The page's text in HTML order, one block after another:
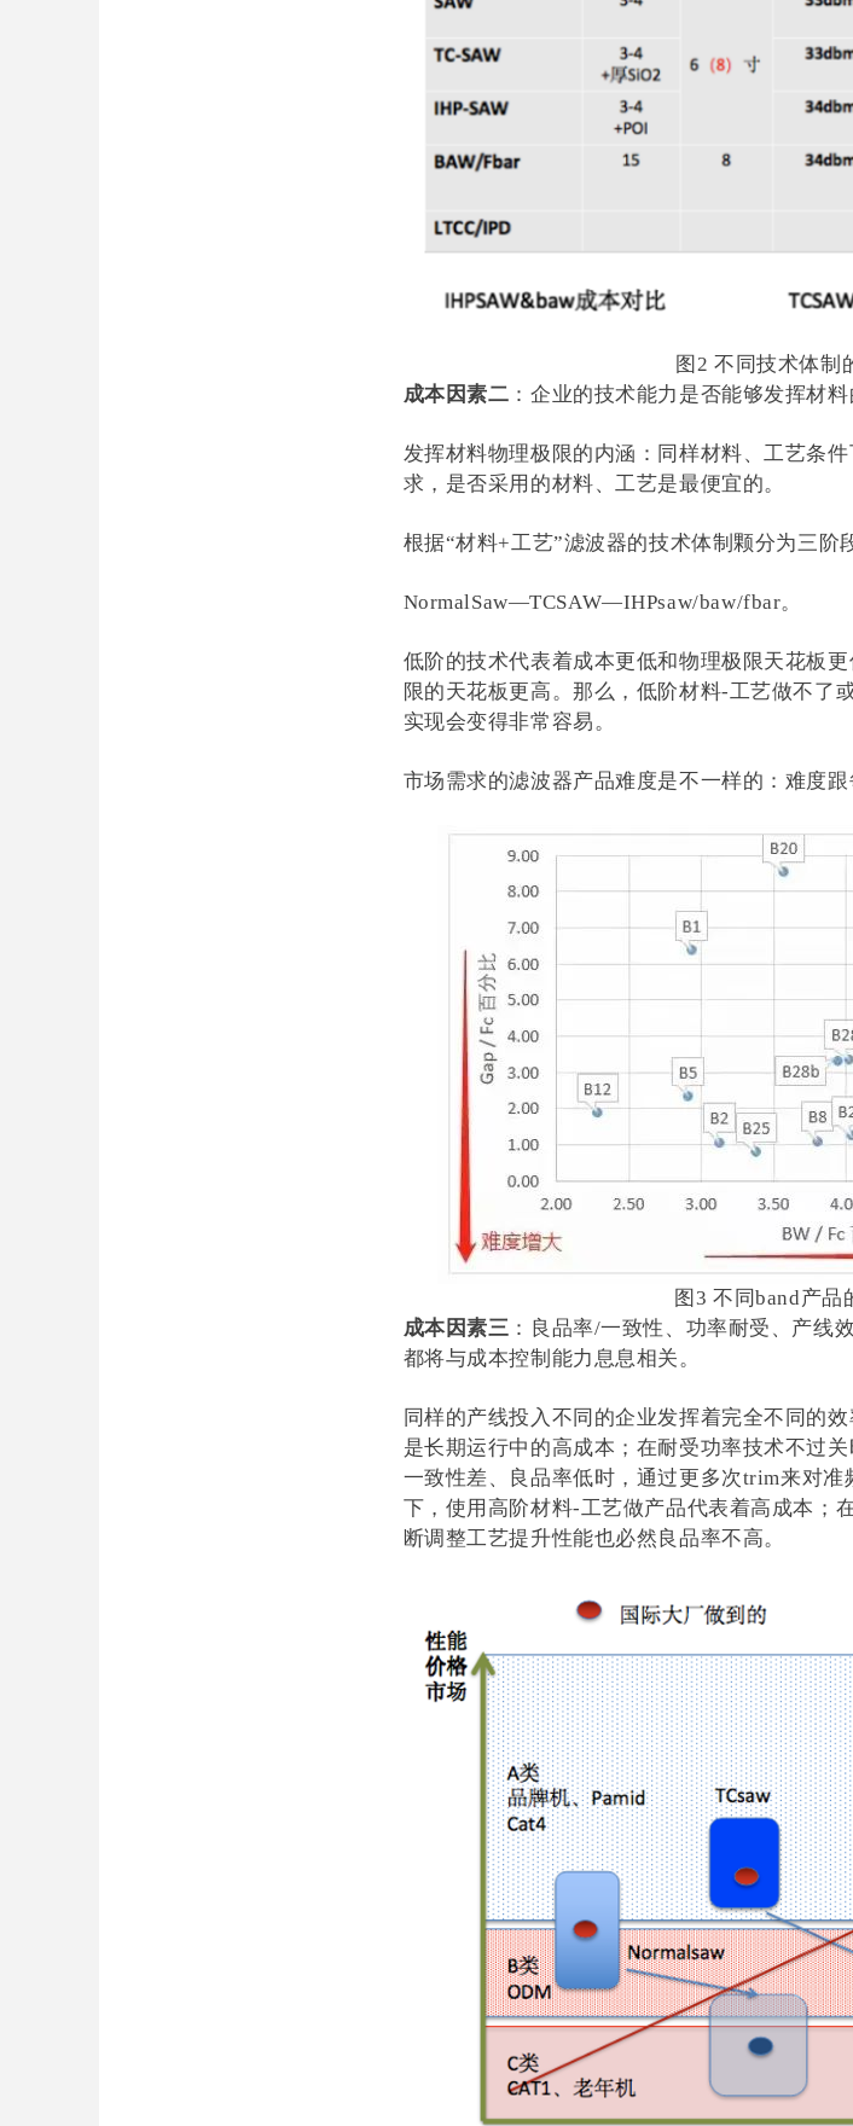
图2 不同技术体制
成本因素二 ：企业的技术能力是否能够发挥材
发挥材料物理极限的内涵：同样材料、工艺条
求，是否采用的材料、工艺是最便宜的。
根据“材料+工艺”滤波器的技术体制颗分为三阶
NormalSaw—TCSAW—IHPsaw/baw/fbar。
低阶的技术代表着成本更低和物理极限天花板
限的天花板更高。那么，低阶材料-工艺做不了
实现会变得非常容易。
市场需求的滤波器产品难度是不一样的：难度跟
图3 不同band产品
成本因素三 ：良品率/一致性、功率耐受、产线
都将与成本控制能力息息相关。
同样的产线投入不同的企业发挥着完全不同的
是长期运行中的高成本；在耐受功率技术不过
一致性差、良品率低时，通过更多次trim来对
下，使用高阶材料-工艺做产品代表着高成本；
断调整工艺提升性能也必然良品率不高。